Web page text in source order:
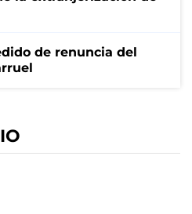
de renuncia del